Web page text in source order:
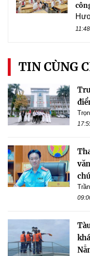
TIN CÙNG